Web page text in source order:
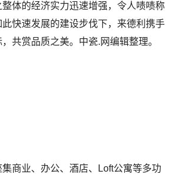
体的经济实力迅速增强，令人啧啧称
快速发展的建设步伐下，来德利携手
共赏品质之美。中瓷.网编辑整理。
商业、办公、酒店、Loft公寓等多功